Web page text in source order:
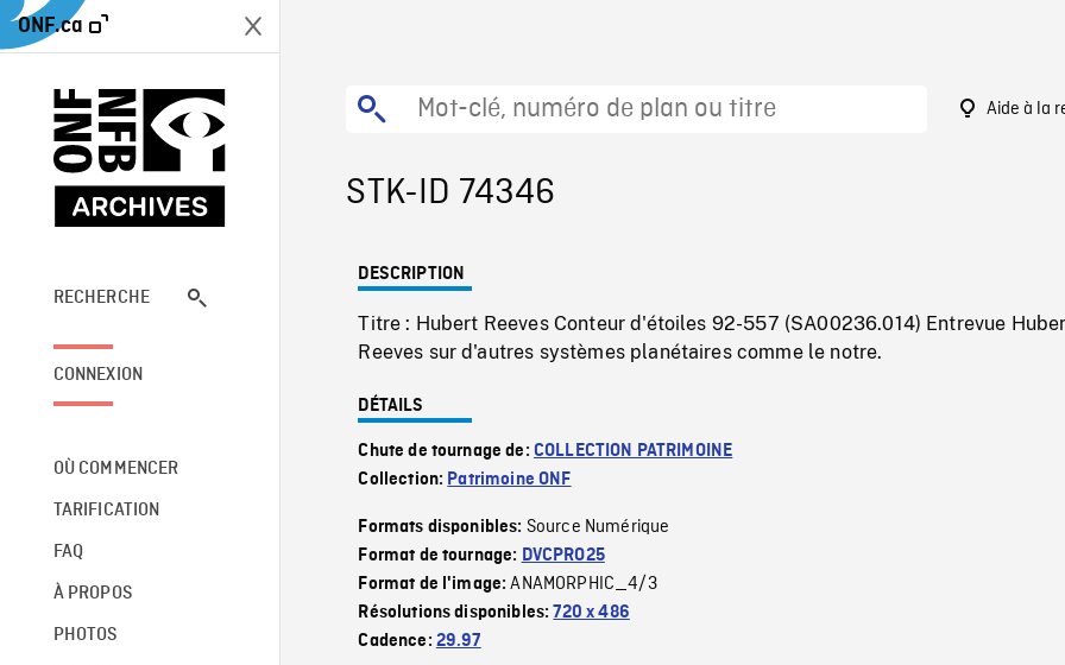
ONF.ca
RECHERCHE
CONNEXION
OÙ COMMENCER
TARIFICATION
FAQ
À PROPOS
PHOTOS
Aide à la
STK-ID 74346
DESCRIPTION
Titre : Hubert Reeves Conteur d'étoiles 92-557 (SA00236.014) Entrevue
Reeves sur d'autres systèmes planétaires comme le notre.
DÉTAILS
Chute de tournage de: COLLECTION PATRIMOINE
Collection: Patrimoine ONF
Formats disponibles: Source Numérique
Format de tournage: DVCPRO25
Format de l'image:ANAMORPHIC_4/3
Résolutions disponibles:720 x 486
Cadence: 29.97